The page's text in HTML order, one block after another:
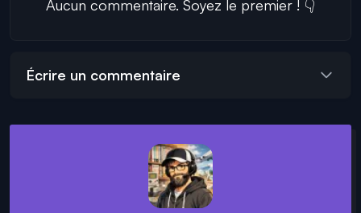
Aucun commentaire. Soyez le premier ! 👇
Écrire un commentaire